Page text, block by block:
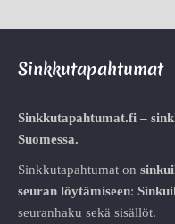
Sinkkutapahtumat
Sinkkutapahtumat.fi –
Suomessa.
Sinkkutapahtumat on
seuran löytämiseen:
seuranhaku sekä sisällöt.